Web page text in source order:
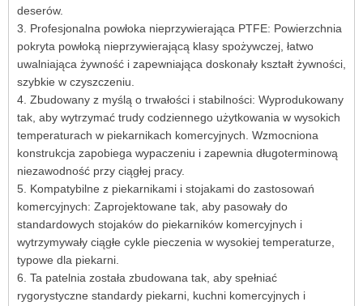
deserów.
3. Profesjonalna powłoka nieprzywierająca PTFE: Powierzchnia
pokryta powłoką nieprzywierającą klasy spożywczej, łatwo
uwalniająca żywność i zapewniająca doskonały kształt żywności,
szybkie w czyszczeniu.
4. Zbudowany z myślą o trwałości i stabilności: Wyprodukowany
tak, aby wytrzymać trudy codziennego użytkowania w wysokich
temperaturach w piekarnikach komercyjnych. Wzmocniona
konstrukcja zapobiega wypaczeniu i zapewnia długoterminową
niezawodność przy ciągłej pracy.
5. Kompatybilne z piekarnikami i stojakami do zastosowań
komercyjnych: Zaprojektowane tak, aby pasowały do ​​
standardowych stojaków do piekarników komercyjnych i
wytrzymywały ciągłe cykle pieczenia w wysokiej temperaturze,
typowe dla piekarni.
6. Ta patelnia została zbudowana tak, aby spełniać
rygorystyczne standardy piekarni, kuchni komercyjnych i